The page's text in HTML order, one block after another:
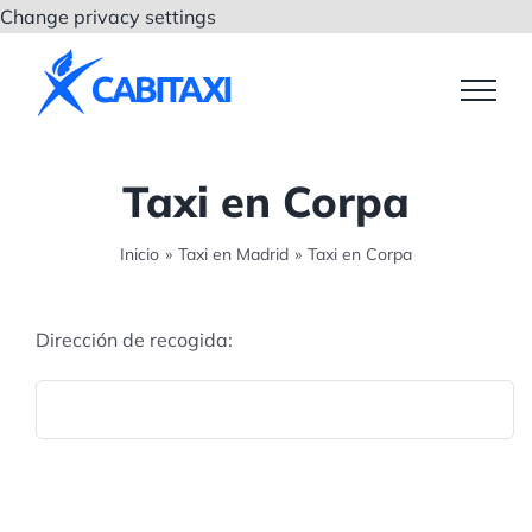
Change privacy settings
contenido
Taxi en Corpa
Inicio » Taxi en Madrid » Taxi en Corpa
Dirección de recogida: